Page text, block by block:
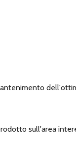
sull'area